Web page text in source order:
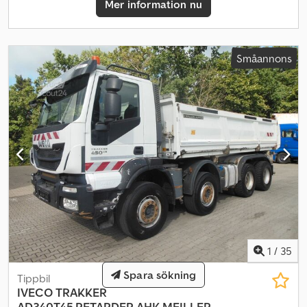
Mer information nu
Småannons
1 / 35
Tippbil
IVECOTRAKKER
Spara sökning